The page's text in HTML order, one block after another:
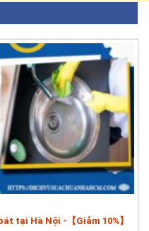
tại Hà Nội -【Giảm 10%】